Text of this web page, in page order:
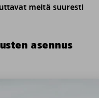
meitä suuresti
asennus